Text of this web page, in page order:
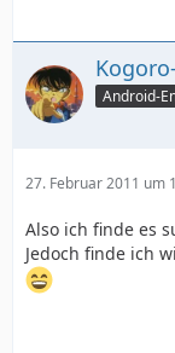
Android-
27. Februar 2011 um
Also ich finde es
Jedoch finde ich